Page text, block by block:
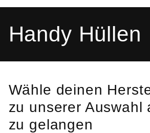
K
a
t
e
Handy Hüllen
Wähle deinen
zu unserer Auswahl
zu gelangen